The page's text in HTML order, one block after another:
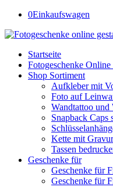
0Einkaufswagen
Startseite
Fotogeschenke
Shop Sortiment
Aufkleber mit
Foto auf
Wandtattoo und
Snapback Caps
Kette mit
Tassen
Geschenke für
Geschenke für
Geschenke für